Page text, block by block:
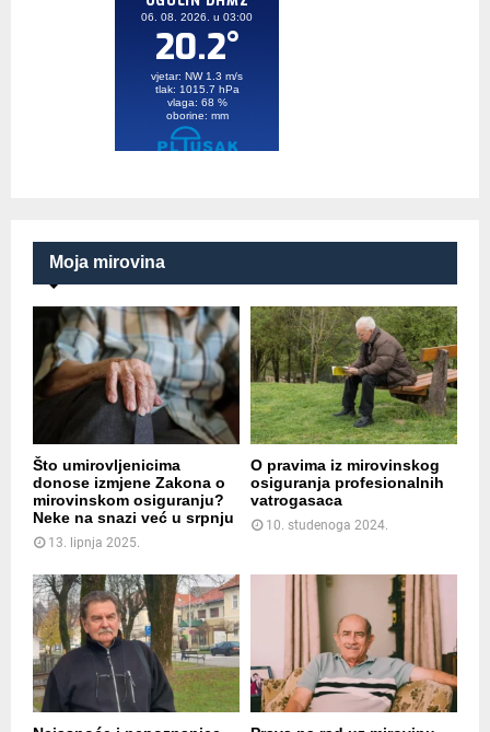
Moja mirovina
Što umirovljenicima
donose izmjene Zakona o
mirovinskom osiguranju?
Neke na snazi već u srpnju
13. lipnja 2025.
O pravima iz mirovinskog
osiguranja profesionalnih
vatrogasaca
10. studenoga 2024.